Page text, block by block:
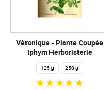
Véronique - Plante Coupée
Iphym Herboristerie
125 g 250 g